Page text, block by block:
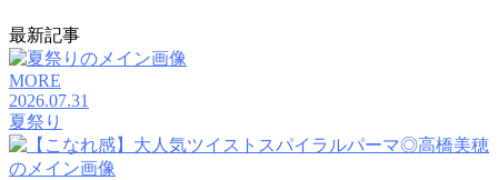
最新記事
MORE
2026.07.31
夏祭り